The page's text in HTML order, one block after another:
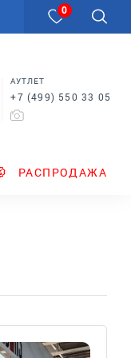
0
АУТЛЕТ
+7 (499) 550 33 05
РАСПРОДАЖА